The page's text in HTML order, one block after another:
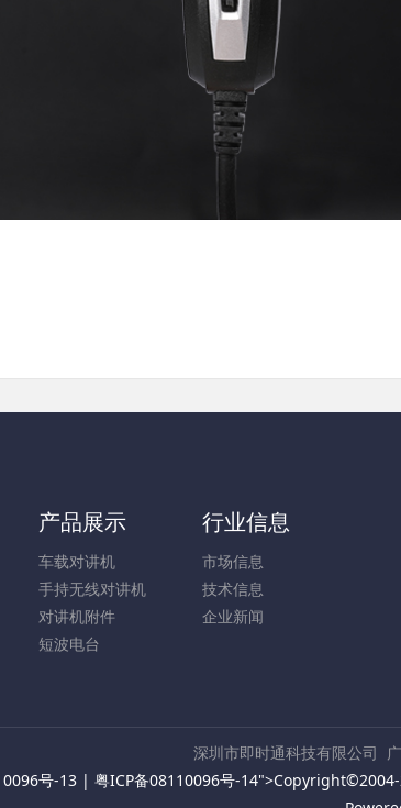
产品展示
车载对讲机
手持无线对讲机
对讲机附件
短波电台
行业信息
市场信息
技术信息
企业新闻
深圳市即时通科技有限公司
号-13| 粤ICP备08110096号-14">Copyright©2004-